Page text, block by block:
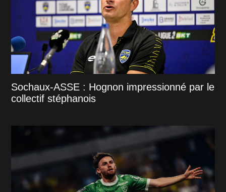
Sochaux-ASSE : Hognon impressionné par le
collectif stéphanois